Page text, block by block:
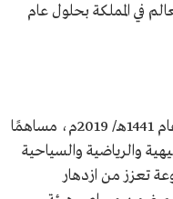
العالم في المملكة بحلول عام
انطلق موسم الدرعية في نسخته الأولى عام 1441هـ/ 2019م، مساهمًا
والرياضية والسياحية
تعزز من ازدهار